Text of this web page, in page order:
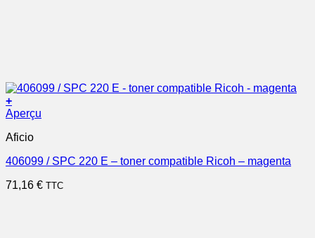
+
Aperçu
Aficio
406099 / SPC 220 E – toner compatible Ricoh – magenta
71,16 € TTC